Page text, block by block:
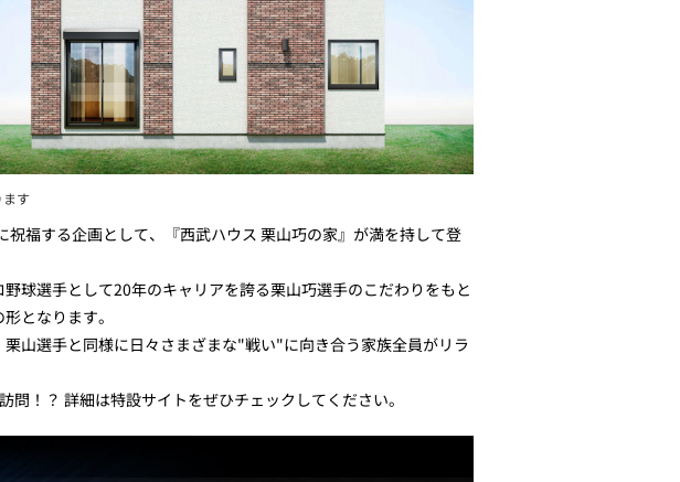
す
福する企画として、『西武ハウス 栗山巧の家』が満を持して登
球選手として20年のキャリアを誇る栗山巧選手のこだわりをもと
となります。
山選手と同様に日々さまざまな"戦い"に向き合う家族全員がリラ
！？ 詳細は特設サイトをぜひチェックしてください。